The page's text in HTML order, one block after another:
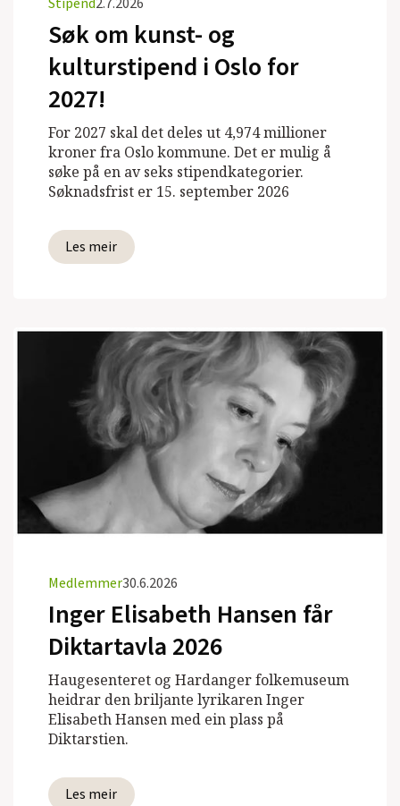
Søk om kunst- og
kulturstipend i Oslo for
2027!
For 2027 skal det deles ut 4,974 millioner
kroner fra Oslo kommune. Det er mulig å
søke på en av seks stipendkategorier.
Søknadsfrist er 15. september 2026
Les meir
Medlemmer30.6.2026
Inger Elisabeth Hansen får
Diktartavla 2026
Haugesenteret og Hardanger folkemuseum
heidrar den briljante lyrikaren Inger
Elisabeth Hansen med ein plass på
Diktarstien.
Les meir